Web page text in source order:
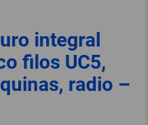
integral
filos UC5,
radio –